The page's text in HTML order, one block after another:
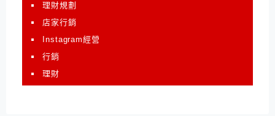
理財規劃
店家行銷
Instagram經營
行銷
理財